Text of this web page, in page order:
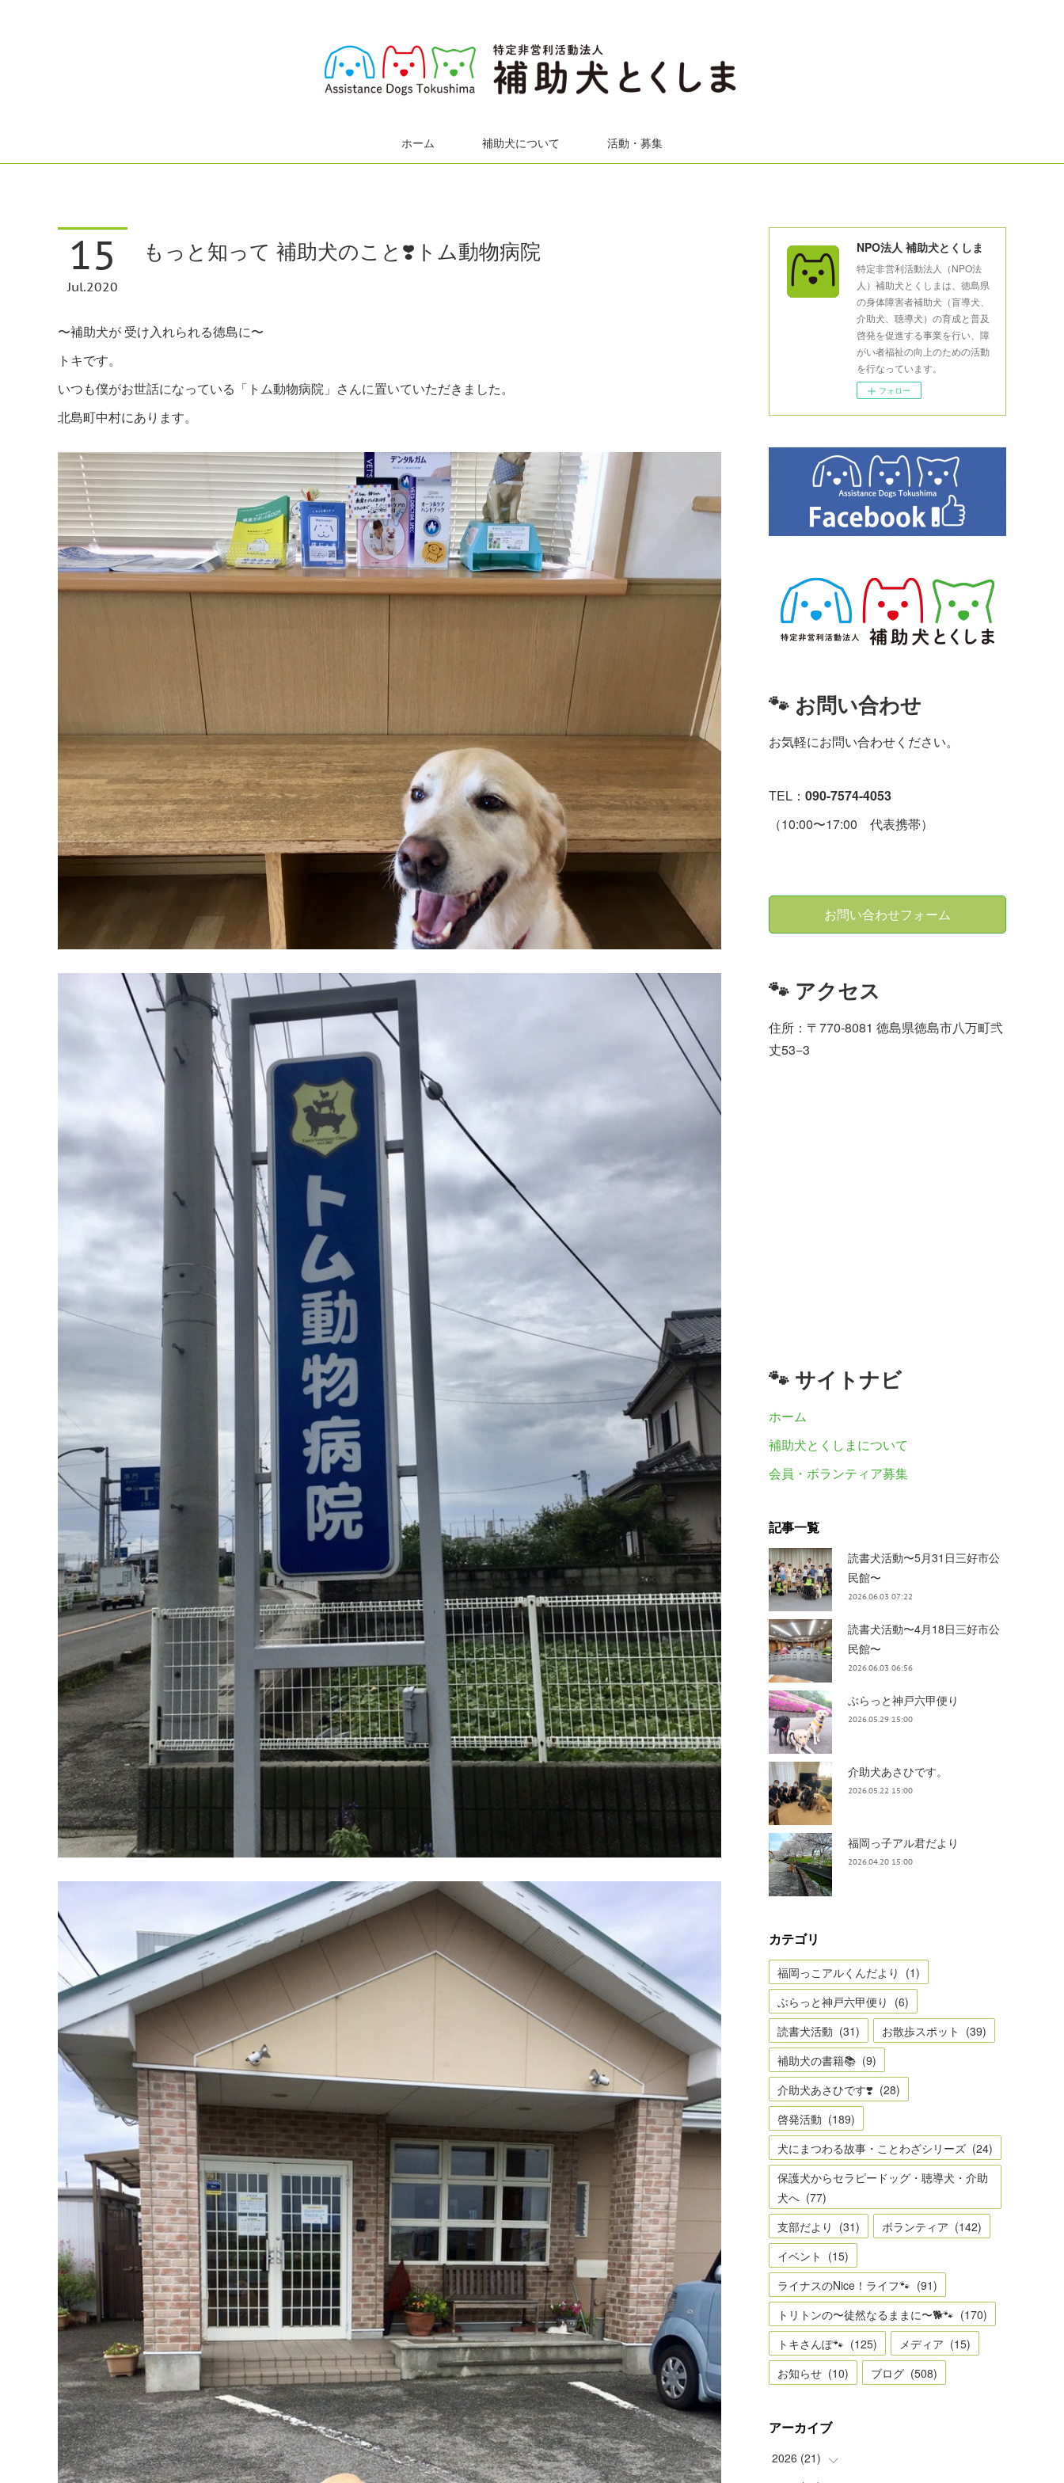
ホーム 補助犬について 活動・募集
15
Jul 2020
もっと知って 補助犬のこと❣️トム動物病院
〜補助犬が 受け入れられる徳島に〜
トキです。
いつも僕がお世話になっている「トム動物病院」さんに置いていただきました。
北島町中村にあります。
NPO法人 補助犬とくしま
特定非営利活動法人（NPO法
人）補助犬とくしまは、徳島県
の身体障害者補助犬（盲導犬、
介助犬、聴導犬）の育成と普及
啓発を促進する事業を行い、障
がい者福祉の向上のための活動
を行なっています。
フォロー
🐾 お問い合わせ
お気軽にお問い合わせください。
TEL： 090-7574-4053
（10:00〜17:00 代表携帯）
お問い合わせフォーム
🐾 アクセス
住所：〒770-8081 徳島県徳島市八万町弐
丈53−3
🐾 サイトナビ
ホーム
補助犬とくしまについて
会員・ボランティア募集
記事一覧
読書犬活動〜5月31日三好市公
民館〜
2026.06.03 07:22
読書犬活動〜4月18日三好市公
民館〜
2026.06.03 06:56
ぶらっと神戸六甲便り
2026.05.29 15:00
介助犬あさひです。
2026.05.22 15:00
福岡っ子アル君だより
2026.04.20 15:00
カテゴリ
福岡っこアルくんだより (1)
ぶらっと神戸六甲便り (6)
読書犬活動 (31) お散歩スポット (39)
補助犬の書籍📚 (9)
介助犬あさひです❣️ (28)
啓発活動 (189)
犬にまつわる故事・ことわざシリーズ (24)
保護犬からセラピードッグ・聴導犬・介助
犬へ (77)
支部だより (31) ボランティア (142)
イベント (15)
ライナスのNice！ライフ🐾 (91)
トリトンの〜徒然なるままに〜🐕🐾 (170)
トキさんぽ🐾 (125) メディア (15)
お知らせ (10) ブログ (508)
アーカイブ
2026 (21)